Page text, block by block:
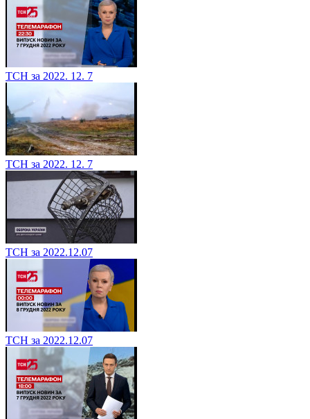
ТСН за 2022. 12. 7
ТСН за 2022. 12. 7
ТСН за 2022.12.07
ТСН за 2022.12.07